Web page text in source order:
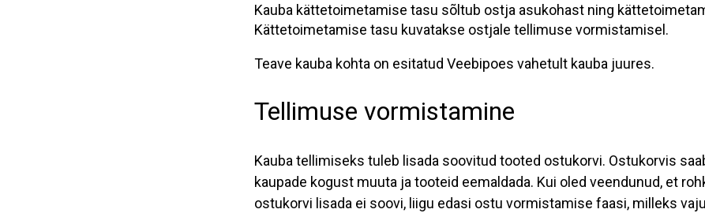
Kauba kättetoimetamise tasu sõltub ostja asukohast ning
Kättetoimetamise tasu kuvatakse ostjale tellimuse vormistamisel.
Teave kauba kohta on esitatud Veebipoes vahetult kauba juures.
Tellimuse vormistamine
Kauba tellimiseks tuleb lisada soovitud tooted ostukorvi. Ostukorvis
kaupade kogust muuta ja tooteid eemaldada. Kui oled veendunud, et
ostukorvi lisada ei soovi, liigu edasi ostu vormistamise faasi, milleks